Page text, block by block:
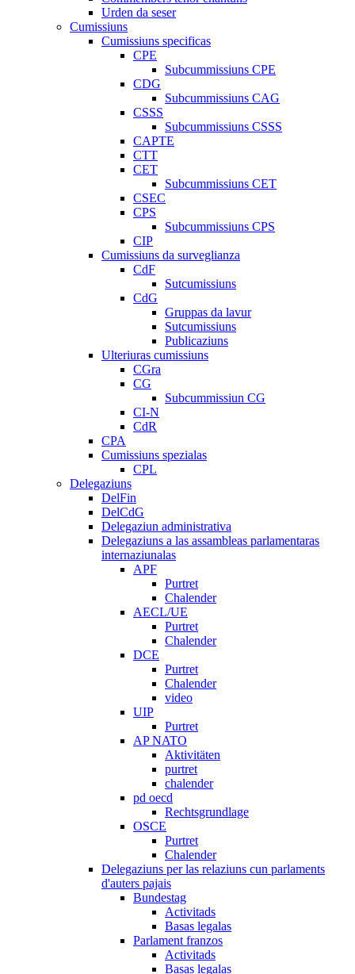
Urden da seser
Cumissiuns
Cumissiuns specificas
CPE
Subcummissiuns CPE
CDG
Subcummissiuns CAG
CSSS
Subcummissiuns CSSS
CAPTE
CTT
CET
Subcummissiuns CET
CSEC
CPS
Subcummissiuns CPS
CIP
Cumissiuns da surveglianza
CdF
Sutcumissiuns
CdG
Gruppas da lavur
Sutcumissiuns
Publicaziuns
Ulteriuras cumissiuns
CGra
CG
Subcummissiun CG
CI-N
CdR
CPA
Cumissiuns spezialas
CPL
Delegaziuns
DelFin
DelCdG
Delegaziun administrativa
Delegaziuns a las assambleas parlamentaras
internaziunalas
APF
Purtret
Chalender
AECL/UE
Purtret
Chalender
DCE
Purtret
Chalender
video
UIP
Purtret
AP NATO
Aktivitäten
purtret
chalender
pd oecd
Rechtsgrundlage
OSCE
Purtret
Chalender
Delegaziuns per las relaziuns cun parlaments
d'auters pajais
Bundestag
Activitads
Basas legalas
Parlament franzos
Activitads
Basas legalas